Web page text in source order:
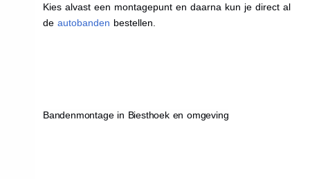
Kies alvast een montagepunt en daarna kun je direct al
de autobanden bestellen.
Bandenmontage in Biesthoek en omgeving